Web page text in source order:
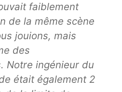
faiblement
de la même scène
jouions, mais
des
Notre ingénieur du
était également 2